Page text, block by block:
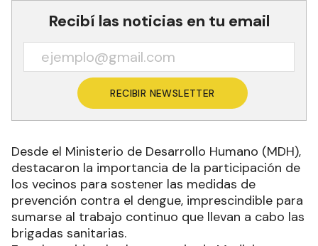
Recibí las noticias en tu email
RECIBIR NEWSLETTER
Desde el Ministerio de Desarrollo Humano (MDH),
destacaron la importancia de la participación de
los vecinos para sostener las medidas de
prevención contra el dengue, imprescindible para
sumarse al trabajo continuo que llevan a cabo las
brigadas sanitarias.